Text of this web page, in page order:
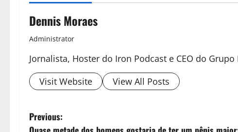
Dennis Moraes
Administrator
Jornalista, Hoster do Iron Podcast e CEO do
Visit Website
View All Posts
Previous: